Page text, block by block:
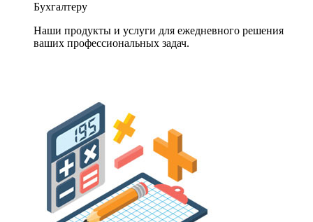
Бухгалтеру
Наши продукты и услуги для ежедневного решения
ваших профессиональных задач.